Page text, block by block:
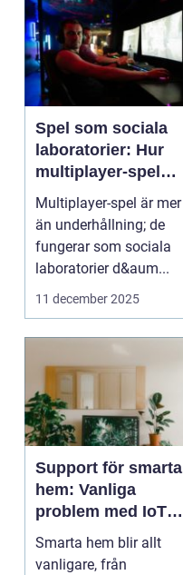
Spel som sociala
laboratorier: Hur
multiplayer-spel
speglar mänskligt
beteende
Multiplayer-spel är mer
än underhållning; de
fungerar som sociala
laboratorier d&aum...
11 december 2025
Support för smarta
hem: Vanliga
problem med IoT-
enheter
Smarta hem blir allt
vanligare, från